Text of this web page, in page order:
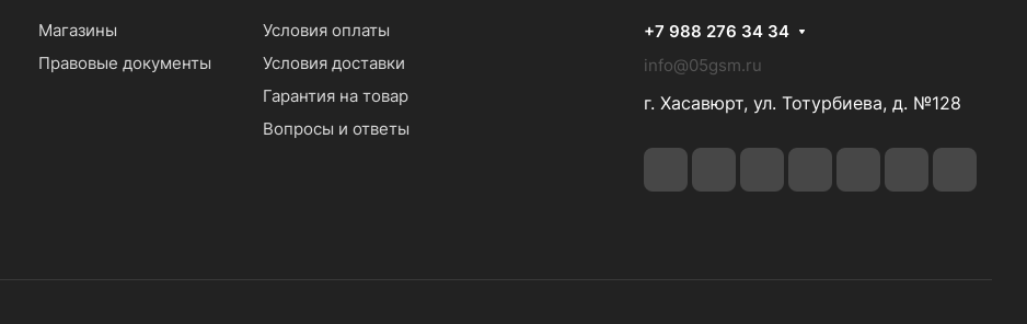
Магазины
Правовые документы
Условия оплаты
Условия доставки
Гарантия на товар
Вопросы и ответы
+7 988 276 34 34
info@05gsm.ru
г. Хасавюрт, ул. Тотурбиева, д. №128